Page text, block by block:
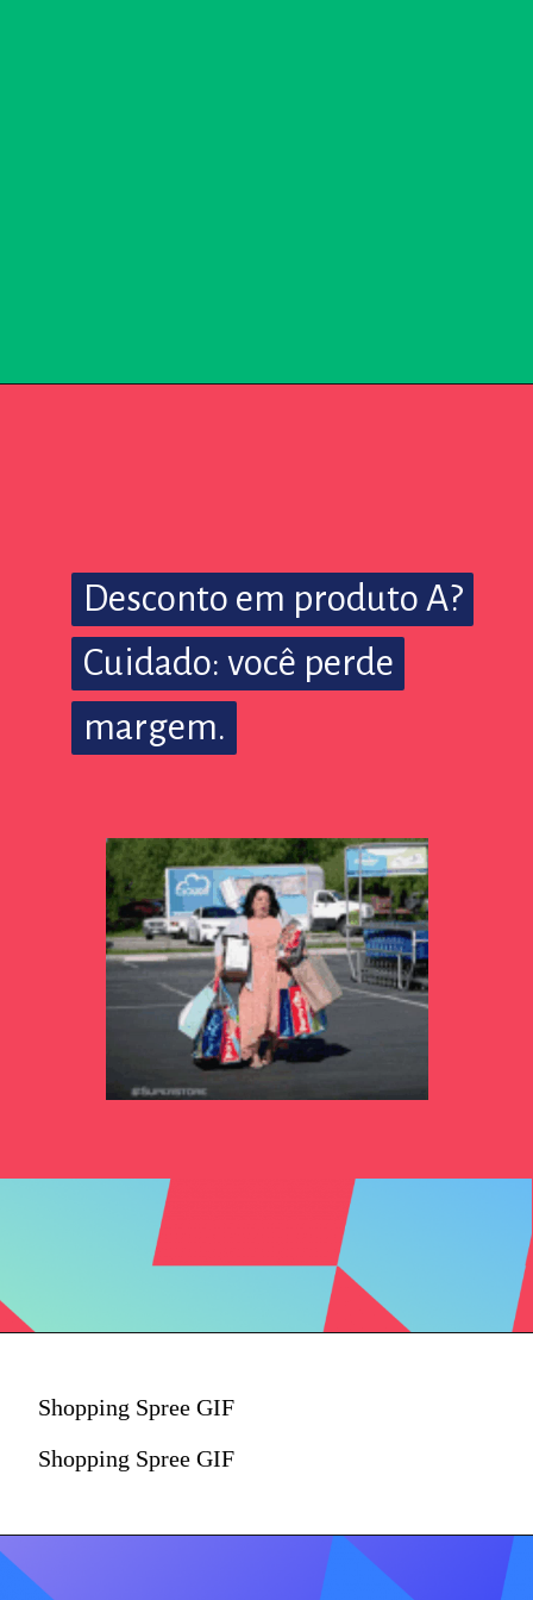
Desconto em produto A?
Cuidado: você perde
margem.
Desconto em produto A?
Cuidado: você perde
margem.
Shopping Spree GIF
Shopping Spree GIF